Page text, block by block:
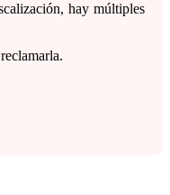
hay múltiples